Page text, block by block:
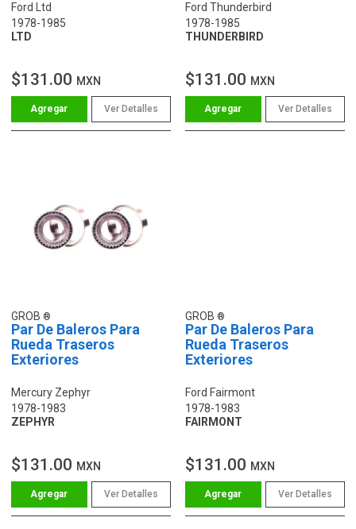
Ford Ltd
1978-1985
LTD
$131.00 MXN
Ver Detalles
Ford Thunderbird
1978-1985
THUNDERBIRD
$131.00 MXN
Ver Detalles
GROB
Par De Baleros Para
Rueda Traseros
Exteriores
Mercury Zephyr
1978-1983
ZEPHYR
$131.00 MXN
Ver Detalles
GROB
Par De Baleros Para
Rueda Traseros
Exteriores
Ford Fairmont
1978-1983
FAIRMONT
$131.00 MXN
Ver Detalles